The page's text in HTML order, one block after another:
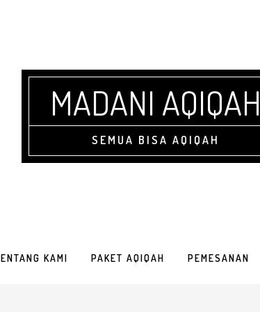
MADANI AQIQAH
SEMUA BISA AQIQAH
KAMI PAKET AQIQAH PEMESANAN